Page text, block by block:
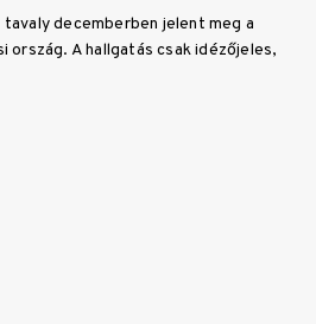
tavaly decemberben jelent meg a
ország. A hallgatás csak idézőjeles,